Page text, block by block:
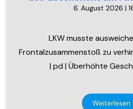
6. August 2026 |
LKW musste
Frontalzusammenstoß zu
| pd | Überhöhte
Weiterlesen